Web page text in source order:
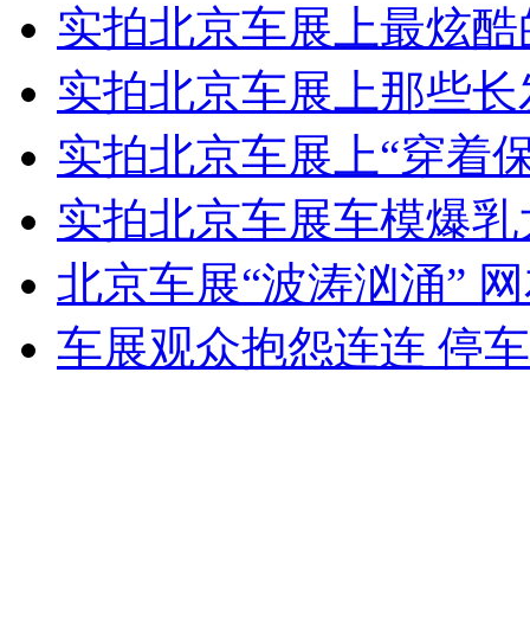
无痛分娩是否安全 医生回应
外交部：反对强权政治霸凌主义
外交部：有关国家言论片面不公正
安徽一实载49人客车翻车
实拍北京车展上最炫酷
实拍北京车展上那些
实拍北京车展上“穿着
实拍北京车展车模爆
北京车展“波涛汹涌”
车展观众抱怨连连 停